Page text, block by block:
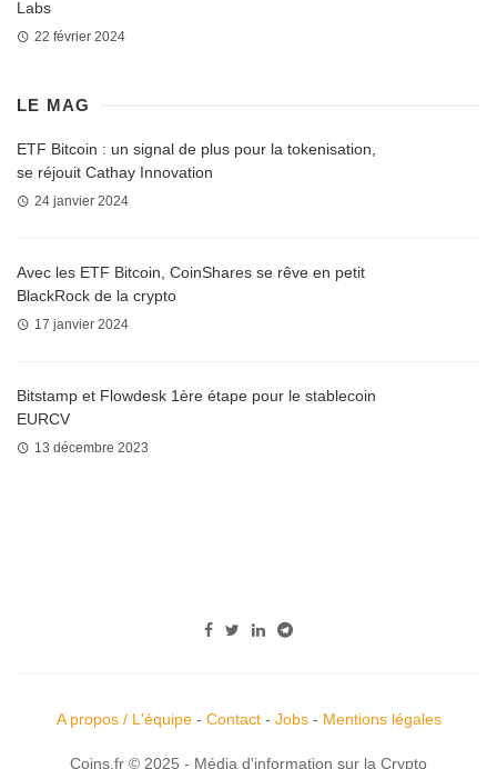
Labs
22 février 2024
LE MAG
ETF Bitcoin : un signal de plus pour la tokenisation,
se réjouit Cathay Innovation
24 janvier 2024
Avec les ETF Bitcoin, CoinShares se rêve en petit
BlackRock de la crypto
17 janvier 2024
Bitstamp et Flowdesk 1ère étape pour le stablecoin
EURCV
13 décembre 2023
A propos / L'équipe- Contact- Jobs- Mentions légales
Coins.fr © 2025 - Média d'information sur la Crypto